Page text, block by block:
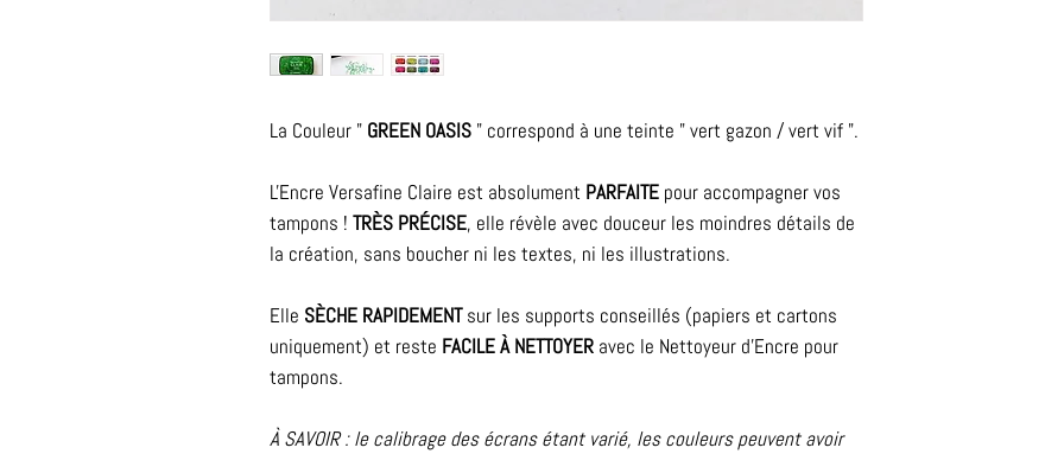
La Couleur " GREEN OASIS " correspond à une teinte " vert gazon / vert vif ".
L'Encre Versafine Claire est absolument PARFAITE pour accompagner vos
tampons ! TRÈS PRÉCISE, elle révèle avec douceur les moindres détails de
la création, sans boucher ni les textes, ni les illustrations.
Elle SÈCHE RAPIDEMENTsur les supports conseillés (papiers et cartons
uniquement) et reste FACILE À NETTOYER avec le Nettoyeur d'Encre pour
tampons.
À SAVOIR : le calibrage des écrans étant varié, les couleurs peuvent avoir